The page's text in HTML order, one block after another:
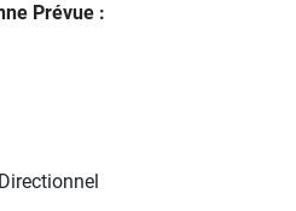
Prévue :
Directionnel